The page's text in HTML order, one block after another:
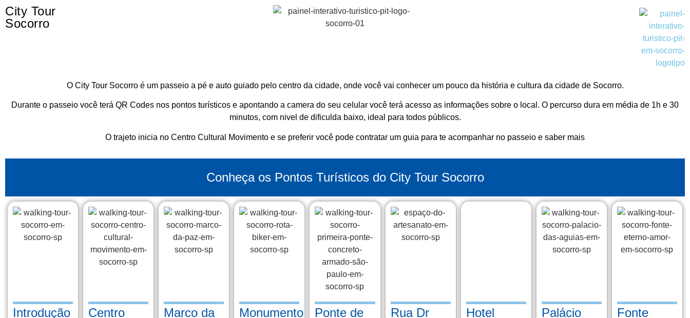
City Tour
Socorro
O City Tour Socorro é um passeio a pé e auto guiado pelo centro da cidade, onde você vai conhecer um pouco da história e cultura da cidade de Socorro.
Durante o passeio você terá QR Codes nos pontos turísticos e apontando a camera do seu celular você terá acesso as informações sobre o local. O percurso dura em média de 1h e 30
minutos, com nivel de dificulda baixo, ideal para todos públicos.
O trajeto inicia no Centro Cultural Movimento e se preferir você pode contratar um guia para te acompanhar no passeio e saber mais
Conheça os Pontos Turísticos do City Tour Socorro
Introdução
Centro
Marco da
Monumento
Ponte de
Rua Dr
Hotel
Palácio
Fonte